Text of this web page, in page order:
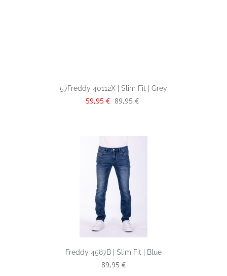
57Freddy 40112X | Slim Fit | Grey
Verkaufspreis:
59,95 € Regulärer Preis:
89,95 €
Freddy 4587B | Slim Fit | Blue
Regulärer Preis:
89,95 €